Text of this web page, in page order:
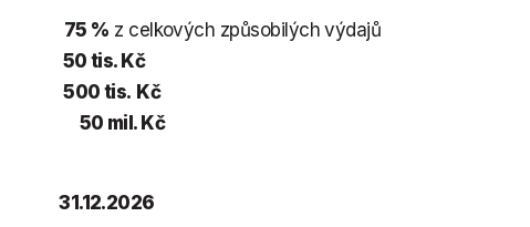
75 % z celkových způsobilých výdajů
50 tis. Kč
500 tis. Kč
Kč
31.12.2026